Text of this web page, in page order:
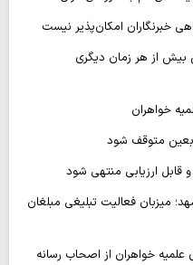
خبرنگاران امکان‌پذیر نیست
بیش از هر زمان دیگری
خواهران
متوقف شود
قابل ارزیابی منتهی شود
میزبان فعالیت تبلیغی مبلغان
علمیه خواهران از اصحاب رسانه